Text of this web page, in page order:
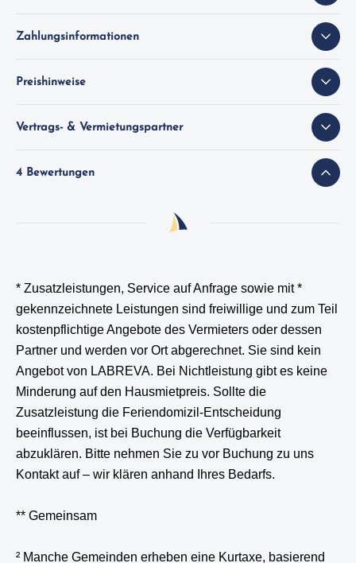
Zahlungsinformationen
Preishinweise
Vertrags- & Vermietungspartner
4 Bewertungen
* Zusatzleistungen, Service auf Anfrage sowie mit *
gekennzeichnete Leistungen sind freiwillige und zum Teil
kostenpflichtige Angebote des Vermieters oder dessen
Partner und werden vor Ort abgerechnet. Sie sind kein
Angebot von LABREVA. Bei Nichtleistung gibt es keine
Minderung auf den Hausmietpreis. Sollte die
Zusatzleistung die Feriendomizil-Entscheidung
beeinflussen, ist bei Buchung die Verfügbarkeit
abzuklären. Bitte nehmen Sie zu vor Buchung zu uns
Kontakt auf – wir klären anhand Ihres Bedarfs.
** Gemeinsam
² Manche Gemeinden erheben eine Kurtaxe, basierend